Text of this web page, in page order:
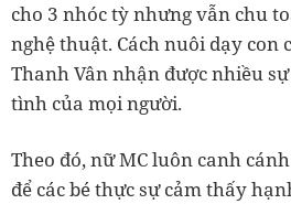
cho 3 nhóc tỳ nhưng vẫn chu
nghệ thuật. Cách nuôi dạy con
Thanh Vân nhận được nhiều
tình của mọi người.
Theo đó, nữ MC luôn canh
để các bé thực sự cảm thấy